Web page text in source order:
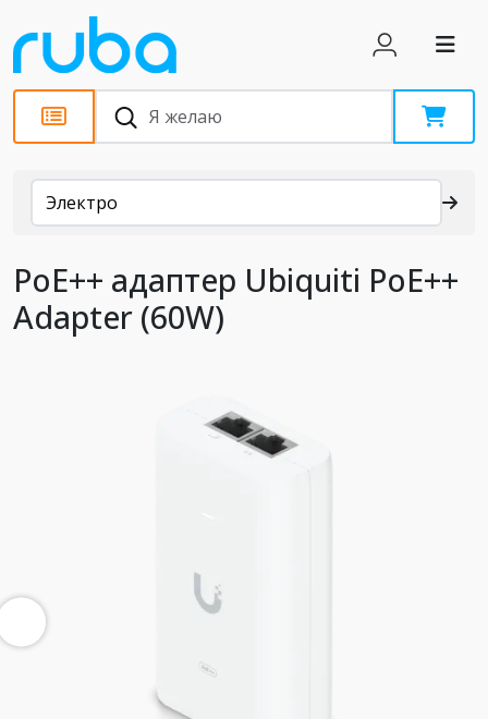
Каталог
Электро
PoE++ адаптер Ubiquiti PoE++
Adapter (60W)